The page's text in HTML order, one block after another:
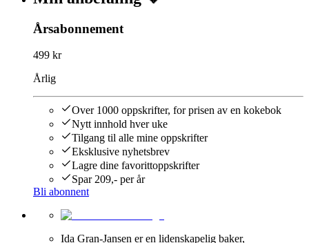
Årsabonnement
499 kr
Årlig
Over 1000 oppskrifter, for prisen av en kokebok
Nytt innhold hver uke
Tilgang til alle mine oppskrifter
Eksklusive nyhetsbrev
Lagre dine favorittoppskrifter
Spar 209,- per år
Bli abonnent
Ida Gran-Jansen er en lidenskapelig baker,